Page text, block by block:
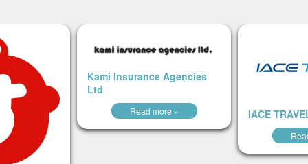
Kami Insurance Agencies
Ltd
Read more » IACE